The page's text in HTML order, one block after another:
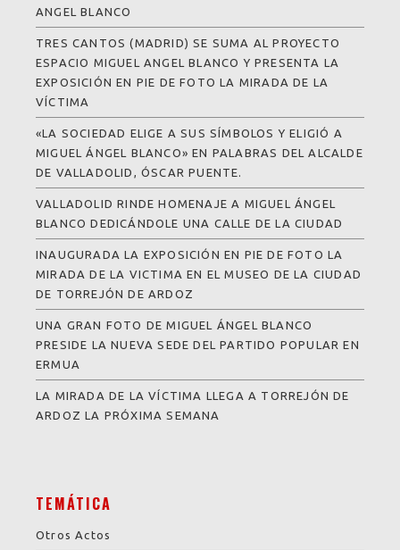
ANGEL BLANCO
TRES CANTOS (MADRID) SE SUMA AL PROYECTO
ESPACIO MIGUEL ANGEL BLANCO Y PRESENTA LA
EXPOSICIÓN EN PIE DE FOTO LA MIRADA DE LA
VÍCTIMA
«LA SOCIEDAD ELIGE A SUS SÍMBOLOS Y ELIGIÓ A
MIGUEL ÁNGEL BLANCO» EN PALABRAS DEL ALCALDE
DE VALLADOLID, ÓSCAR PUENTE.
VALLADOLID RINDE HOMENAJE A MIGUEL ÁNGEL
BLANCO DEDICÁNDOLE UNA CALLE DE LA CIUDAD
INAUGURADA LA EXPOSICIÓN EN PIE DE FOTO LA
MIRADA DE LA VICTIMA EN EL MUSEO DE LA CIUDAD
DE TORREJÓN DE ARDOZ
UNA GRAN FOTO DE MIGUEL ÁNGEL BLANCO
PRESIDE LA NUEVA SEDE DEL PARTIDO POPULAR EN
ERMUA
LA MIRADA DE LA VÍCTIMA LLEGA A TORREJÓN DE
ARDOZ LA PRÓXIMA SEMANA
TEMÁTICA
Otros Actos